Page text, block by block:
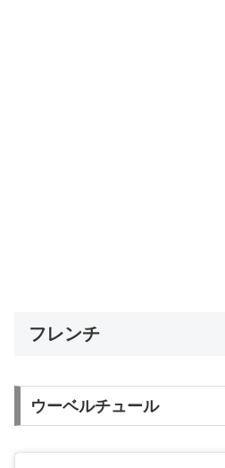
フレンチ
ウーベルチュール